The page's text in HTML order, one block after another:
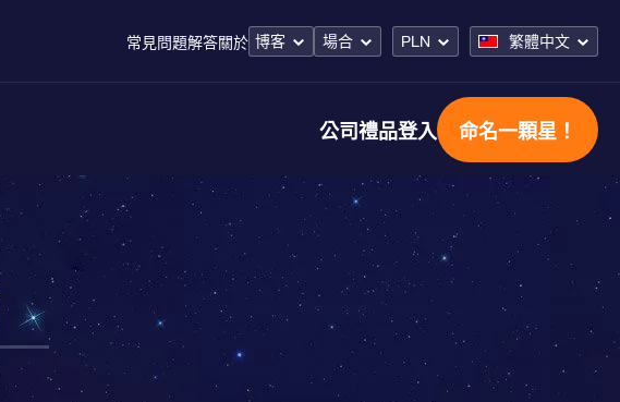
常見問題解答關於 博客 場合 PLN 繁體中文
公司禮品登入 命名一顆星！